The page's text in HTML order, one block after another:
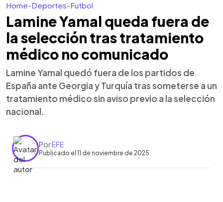
Home-Deportes-Futbol
Lamine Yamal queda fuera de
la selección tras tratamiento
médico no comunicado
Lamine Yamal quedó fuera de los partidos de
España ante Georgia y Turquía tras someterse a un
tratamiento médico sin aviso previo a la selección
nacional.
PorEFE
Publicado el 11 de noviembre de 2025